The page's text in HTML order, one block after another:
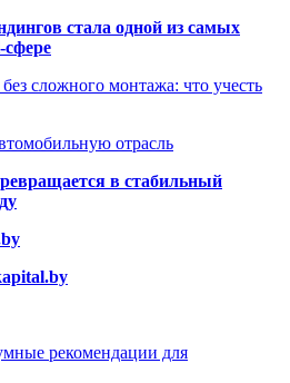
стала одной из самых
сложного монтажа: что учесть
отрасль
в стабильный
рекомендации для